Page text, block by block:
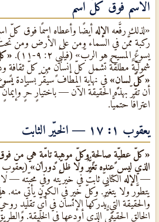
الاسم فوق كلّ اسم
«لذلك رفَّعه الإله أيضًا وأعطاه اسمًا فوق كلّ
ركبةٍ ممَّن في السماء ومن على الأرض ومن
يسوع المسيح هو الربّ» (فيلبّي ٢: ٩-١١).
شموليّةٌ مطلقةٌ تشمل كلّ إنسانٍ من كلّ ثقافةٍ
«كلّ لسانٍ» في نهاية المطاف سيُقرّ بسيادة
أن تُقرّ بهذه الحقيقة الآن — باختيارٍ حرٍّ
اعترافًا حتميًّا.
يعقوب ١: ١٧ — الخيّر الثابت
«كلّ عطيّةٍ صالحةٍ وكلّ موهبةٍ تامّةٍ هي من فوق
الذي ليس عنده تغيُّرٌ ولا ظلّ دوران» (يعقوب ١: ١٧).
— الإله الكتابيٌّ ثابتٌ في خيريَّته وفي محبّته —
يتطوَّر ولا يتغيَّر. وكلّ خيرٍ في الكون يأتي منه.
والحقيقة التي يُدركها الإنسان في أيٌّ تقليدٍ
الخالق الحقيقيٌّ الذي أودعها في الخليقة.